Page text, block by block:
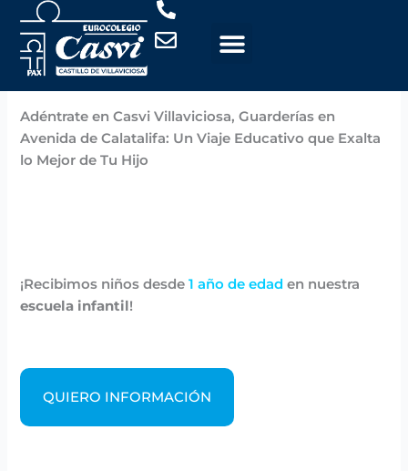
contenido
Por
Casvi/noviembre 6, 2024
Adéntrate en Casvi Villaviciosa, Guarderías en
Avenida de Calatalifa: Un Viaje Educativo que Exalta
lo Mejor de Tu Hijo
¡Recibimos niños desde1 año de edad en nuestra
escuela infantil!
QUIERO INFORMACIÓN